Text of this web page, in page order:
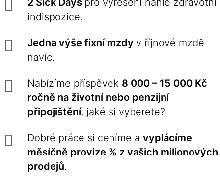
2 Sick Days pro vyřešení náhlé zdravotní
indispozice.
Jedna výše fixní mzdy v říjnové mzdě
navíc.
Nabízíme příspěvek 8 000 – 15 000 Kč
ročně na životní nebo penzijní
připojištění, jaké si vyberete?
Dobré práce si ceníme a vyplácíme
měsíčně provize % z vašich milionových
prodejů.